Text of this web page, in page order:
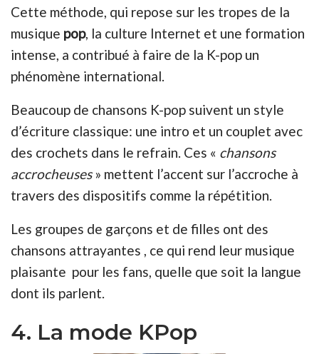
Cette méthode, qui repose sur les tropes de la
musique pop, la culture Internet et une formation
intense, a contribué à faire de la K-pop un
phénomène international.
Beaucoup de chansons K-pop suivent un style
d’écriture classique: une intro et un couplet avec
des crochets dans le refrain. Ces « chansons
accrocheuses» mettent l’accent sur l’accroche à
travers des dispositifs comme la répétition.
Les groupes de garçons et de filles ont des
chansons attrayantes , ce qui rend leur musique
plaisante pour les fans, quelle que soit la langue
dont ils parlent.
4. La mode KPop